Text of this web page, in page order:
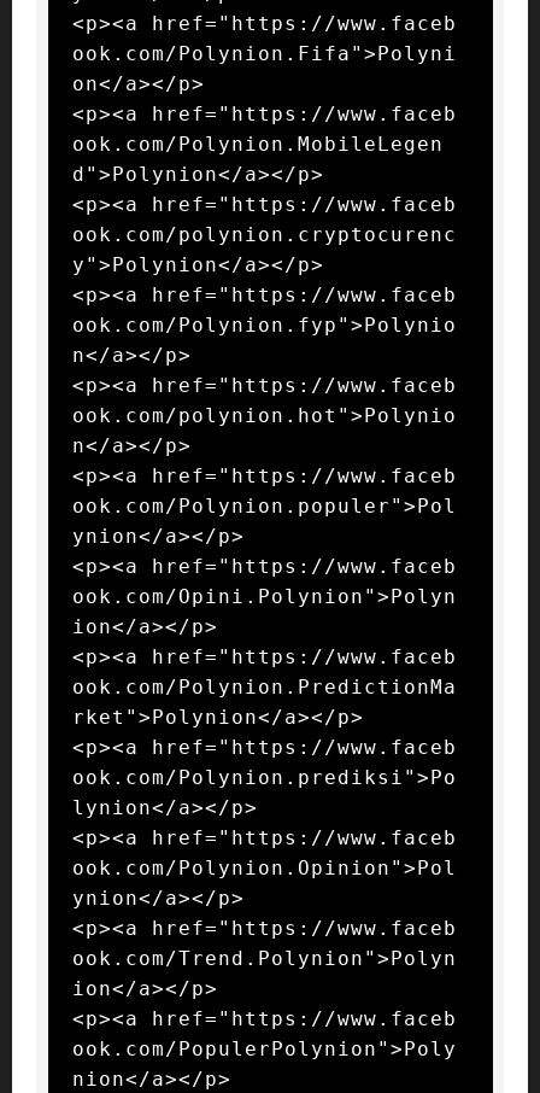
<p><a href="https://www.faceb
ook.com/Polynion.Fifa">Polyni
on</a></p>
<p><a href="https://www.faceb
ook.com/Polynion.MobileLegen
d">Polynion</a></p>
<p><a href="https://www.faceb
ook.com/polynion.cryptocurenc
y">Polynion</a></p>
<p><a href="https://www.faceb
ook.com/Polynion.fyp">Polynio
n</a></p>
<p><a href="https://www.faceb
ook.com/polynion.hot">Polynio
n</a></p>
<p><a href="https://www.faceb
ook.com/Polynion.populer">Pol
ynion</a></p>
<p><a href="https://www.faceb
ook.com/Opini.Polynion">Polyn
ion</a></p>
<p><a href="https://www.faceb
ook.com/Polynion.PredictionMa
rket">Polynion</a></p>
<p><a href="https://www.faceb
ook.com/Polynion.prediksi">Po
lynion</a></p>
<p><a href="https://www.faceb
ook.com/Polynion.Opinion">Pol
ynion</a></p>
<p><a href="https://www.faceb
ook.com/Trend.Polynion">Polyn
ion</a></p>
<p><a href="https://www.faceb
ook.com/PopulerPolynion">Poly
nion</a></p>